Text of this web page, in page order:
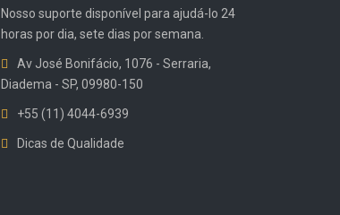
Nosso suporte disponível para ajudá-lo 24
horas por dia, sete dias por semana.
Av José Bonifácio, 1076 - Serraria,
Diadema - SP, 09980-150
+55 (11) 4044-6939
Dicas de Qualidade